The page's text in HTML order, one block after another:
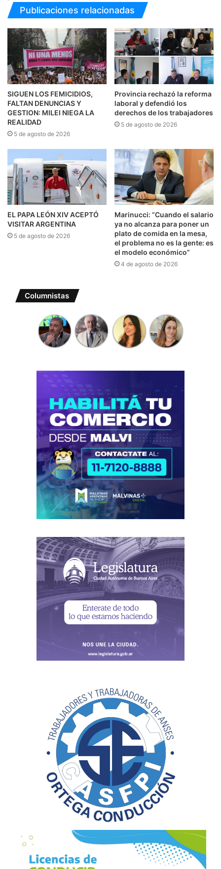
Publicaciones relacionadas
SIGUEN LOS FEMICIDIOS,
FALTAN DENUNCIAS Y
GESTION: MILEI NIEGA LA
REALIDAD
5 de agosto de 2026
Provincia rechazó la reforma
laboral y defendió los
derechos de los trabajadores
5 de agosto de 2026
EL PAPA LEÓN XIV ACEPTÓ
VISITAR ARGENTINA
5 de agosto de 2026
Marinucci: “Cuando el salario
ya no alcanza para poner un
plato de comida en la mesa,
el problema no es la gente: es
el modelo económico”
4 de agosto de 2026
Columnistas